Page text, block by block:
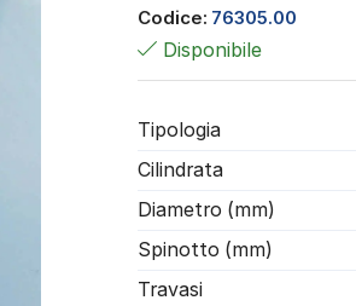
Codice: 76305.00
Disponibile
Tipologia
Cilindrata
Diametro (mm)
Spinotto (mm)
Travasi